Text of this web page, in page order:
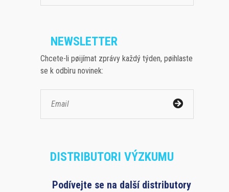
NEWSLETTER
Chcete-li pøijímat zprávy každý týden, pøihlaste
se k odbìru novinek:
DISTRIBUTORI VÝZKUMU
Podívejte se na další distributory